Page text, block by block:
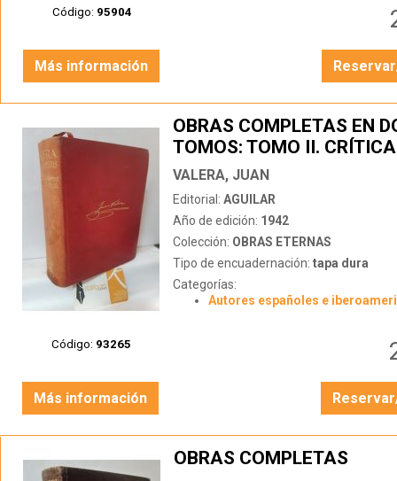
Código: 95904
Más información
Código: 93265
OBRAS COMPLETAS EN
TOMOS: TOMO II. CRÍTICA
LITERARIA, ESTUDIOS,
POLÍTICA, MISCELÁNEA.
VALERA, JUAN
Editorial: AGUILAR
Año de edición: 1942
Colección: OBRAS ETERNAS
Tipo de encuadernación: tapa dura
Categorías:
Autores españoles e
Más información
OBRAS COMPLETAS